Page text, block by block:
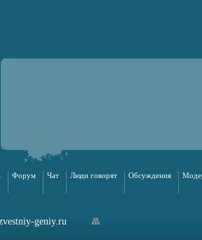
Форум Чат Люди говорят Обсуждения
geniy.ru